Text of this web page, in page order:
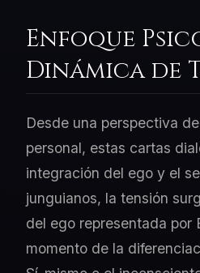
Enfoque
Dinámica de
Desde una perspectiva
personal, estas cartas
integración del ego y el
junguianos, la tensión
del ego representada por
momento de la